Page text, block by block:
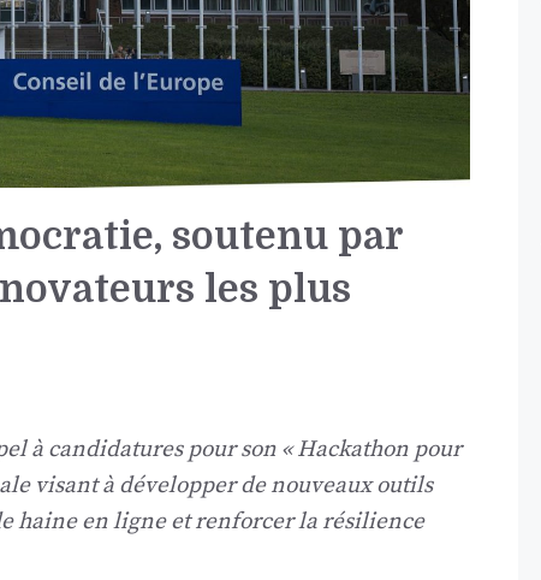
soutenu par
les plus
à candidatures pour son « Hackathon pour
visant à développer de nouveaux outils
haine en ligne et renforcer la résilience